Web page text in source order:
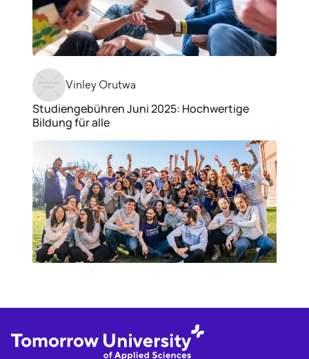
Vinley Orutwa
Studiengebühren Juni 2025: Hochwertige
Bildung für alle